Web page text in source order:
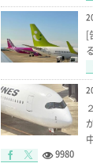
[
9980